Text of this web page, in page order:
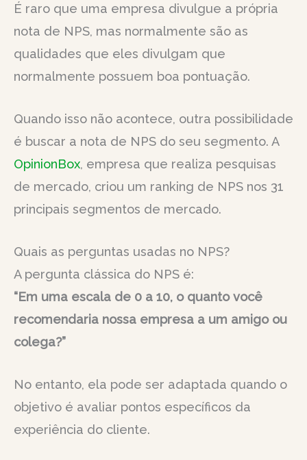
É raro que uma empresa divulgue a própria
nota de NPS, mas normalmente são as
qualidades que eles divulgam que
normalmente possuem boa pontuação.
Quando isso não acontece, outra possibilidade
é buscar a nota de NPS do seu segmento. A
OpinionBox, empresa que realiza pesquisas
de mercado, criou um ranking de NPS nos 31
principais segmentos de mercado.
Quais as perguntas usadas no NPS?
A pergunta clássica do NPS é:
“Em uma escala de 0 a 10, o quanto você
recomendaria nossa empresa a um amigo ou
colega?”
No entanto, ela pode ser adaptada quando o
objetivo é avaliar pontos específicos da
experiência do cliente.